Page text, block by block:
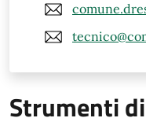
Strumenti